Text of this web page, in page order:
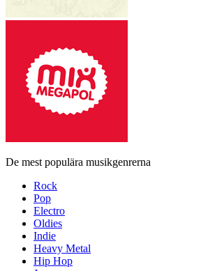
De mest populära musikgenrerna
Rock
Pop
Electro
Oldies
Indie
Heavy Metal
Hip Hop